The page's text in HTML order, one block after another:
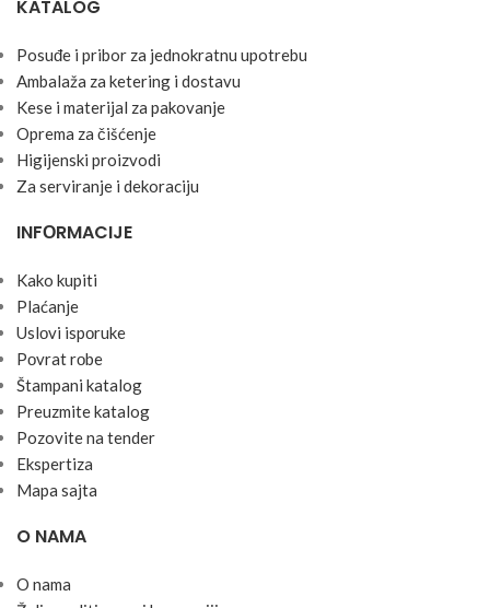
KATALOG
Posuđe i pribor za jednokratnu upotrebu
Ambalaža za ketering i dostavu
Kese i materijal za pakovanje
Oprema za čišćenje
Higijenski proizvodi
Za serviranje i dekoraciju
INFОRMACIJE
Kako kupiti
Plaćanje
Uslоvi ispоruke
Pоvrat rоbe
Štampani katalog
Preuzmite katalog
Pozovite na tender
Ekspertiza
Mapa sajta
O NAMA
O nama